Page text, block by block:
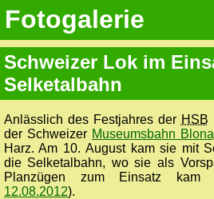
Fotogalerie
Schweizer Lok im
Selketalbahn
Anlässlich des Festjahres der HSB
der Schweizer Museumsbahn
Harz. Am 10. August kam sie mit
die Selketalbahn, wo sie als
Planzügen zum Einsatz kam
12.08.2012).